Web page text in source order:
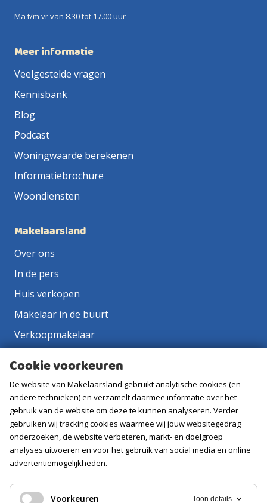
Ma t/m vr van 8.30 tot 17.00 uur
Meer informatie
Veelgestelde vragen
Kennisbank
Blog
Podcast
Woningwaarde berekenen
Informatiebrochure
Woondiensten
Makelaarsland
Over ons
In de pers
Huis verkopen
Makelaar in de buurt
Verkoopmakelaar
Vacatures
Volg ons
Cookie voorkeuren
De website van Makelaarsland gebruikt analytische cookies (en
andere technieken) en verzamelt daarmee informatie over het
gebruik van de website om deze te kunnen analyseren. Verder
gebruiken wij tracking cookies waarmee wij jouw websitegedrag
onderzoeken, de website verbeteren, markt- en doelgroep
analyses uitvoeren en voor het gebruik van social media en online
advertentiemogelijkheden.
Voorkeuren Toon details